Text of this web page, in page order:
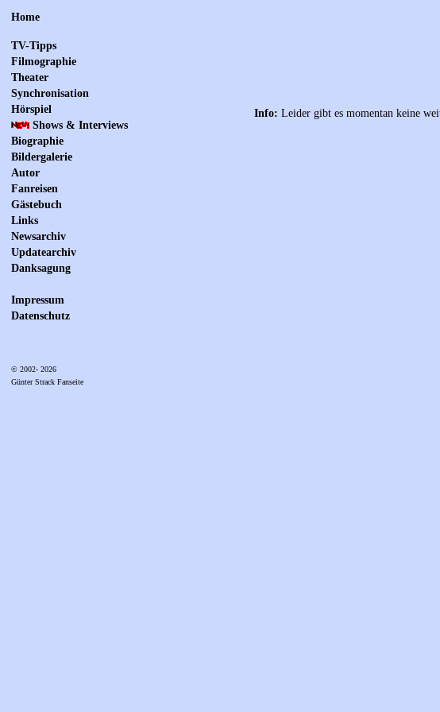
Home
TV-Tipps
Filmographie
Theater
Synchronisation
Hörspiel
Shows & Interviews
Biographie
Bildergalerie
Autor
Fanreisen
Gästebuch
Links
Newsarchiv
Updatearchiv
Danksagung
Impressum
Datenschutz
© 2002- 2026
Günter Strack Fanseite
Info: Leider gibt es momentan keine